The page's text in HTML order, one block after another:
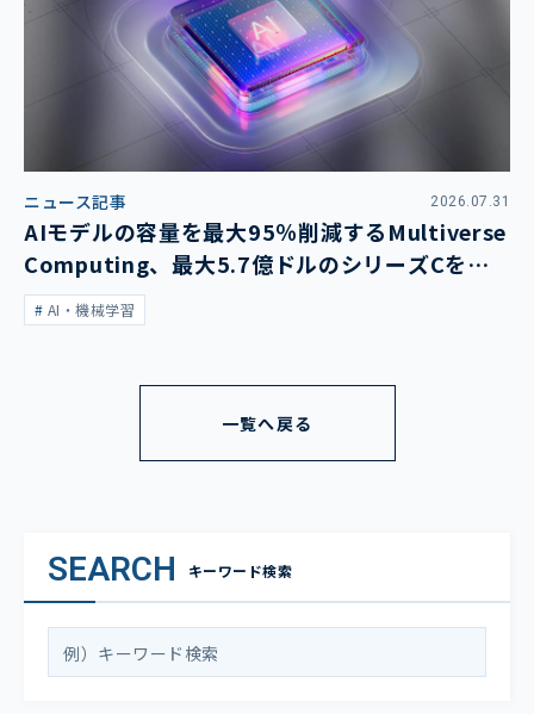
ニュース記事 2026.07.31
AIモデルの容量を最大95％削減するMultiverse
Computing、最大5.7億ドルのシリーズCを発
表AI・機械学習
一覧へ戻る
SEARCH キーワード検索